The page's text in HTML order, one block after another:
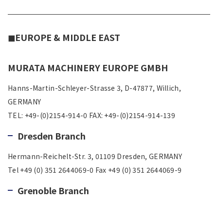
◼︎EUROPE & MIDDLE EAST
MURATA MACHINERY EUROPE GMBH
Hanns-Martin-Schleyer-Strasse 3, D-47877, Willich,
GERMANY
TEL: +49-(0)2154-914-0 FAX: +49-(0)2154-914-139
Dresden Branch
Hermann-Reichelt-Str. 3, 01109 Dresden, GERMANY
Tel +49 (0) 351 2644069-0 Fax +49 (0) 351 2644069-9
Grenoble Branch